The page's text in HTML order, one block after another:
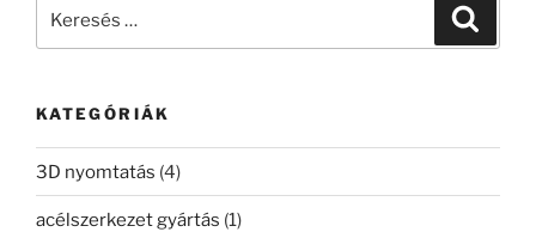
KATEGÓRIÁK
3D nyomtatás (4)
acélszerkezet gyártás (1)